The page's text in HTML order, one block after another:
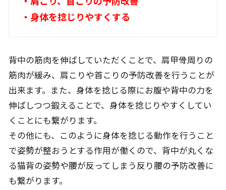
・身体を捻じりやすくする
背中の筋肉を伸ばしていただくことで、肩甲骨周りの
筋肉が緩み、肩こりや首こりの予防改善を行うことが
出来ます。また、身体を捻じる際にお腹や背中の力を
伸ばしつつ鍛えることで、身体を捻じりやすくしてい
くことにも繋がります。
その他にも、このように身体を捻じる動作を行うこと
で姿勢が整おうとする作用が働くので、背中が丸くな
る猫背の姿勢や腰が反ってしまう反り腰の予防改善に
も繋がります。